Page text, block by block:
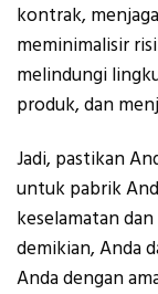
kontrak,
meminimalisir
melindungi
produk, dan
Jadi, pastikan
untuk pabrik
keselamatan
demikian, Anda
Anda dengan